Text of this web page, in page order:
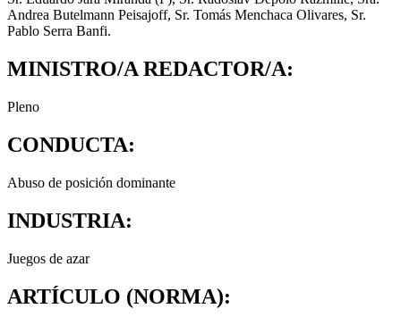
Andrea Butelmann Peisajoff, Sr. Tomás Menchaca Olivares, Sr.
Pablo Serra Banfi.
MINISTRO/A REDACTOR/A:
Pleno
CONDUCTA:
Abuso de posición dominante
INDUSTRIA:
Juegos de azar
ARTÍCULO (NORMA):